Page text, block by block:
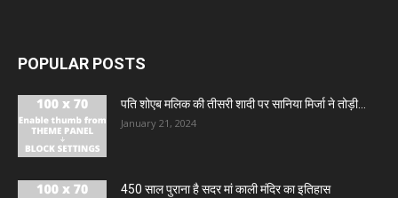
POPULAR POSTS
पति शोएब मलिक की तीसरी शादी पर सानिया मिर्जा ने तोड़ी...
January 21, 2024
450 साल पुराना है सदर मां काली मंदिर का इतिहास